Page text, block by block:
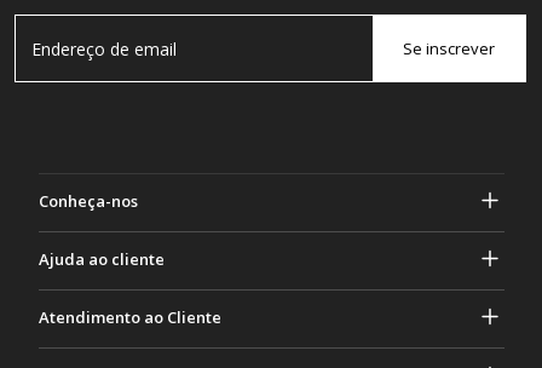
Se inscrever
Conheça-nos
Termos e Condições
Ajuda ao cliente
Atendimento ao Cliente